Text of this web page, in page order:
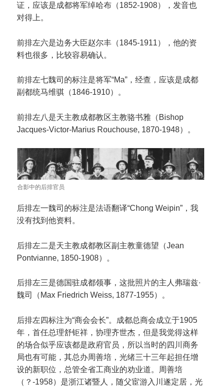
证，应该是成都将军绰哈布（1852-1908），发音也
对得上。
前排左六是边务大臣赵尔丰（1845-1911），他的资
料也很多，比较容易确认。
前排左七魏司的标注是将军“Ma”，经查，应该是成都
副都统马维骐（1846-1910）。
前排左八是天主教成都教区主教骆书雅（Bishop
Jacques-Victor-Marius Rouchouse, 1870-1948）。
合影中的后排官员
后排左一魏司的标注是法语翻译“Chong Weipin”，我
没有找到他资料。
后排左二是天主教成都教区副主教童德望（Jean
Pontvianne, 1850-1908）。
后排左三是德国驻成都领事，这批照片的主人弗瑞兹·
魏司（Max Friedrich Weiss, 1877-1955）。
后排左四标注为“商会会长”。成都总商会成立于1905
年，首任总理舒钜祥，协理齐世杰，但是我觉得这样
的场合似乎应该都是政府官员，所以当时的四川商务
局也有可能，其总办周善培，光绪三十三年起担任增
设的新职位，总管全省工商业的劝业道。周善培
（？-1958）是浙江诸暨人，随父宦游入川遂定居，光